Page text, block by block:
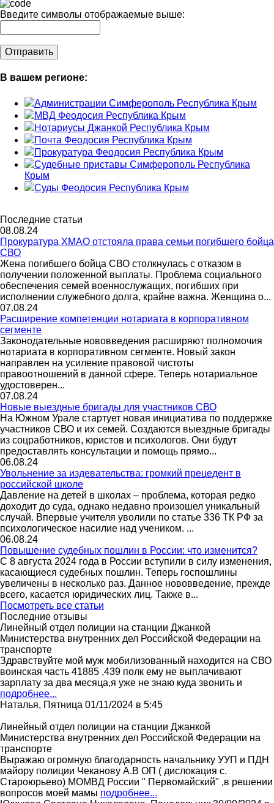
Введите символы отображаемые выше:
В вашем регионе:
Администрации Симферополь Республика Крым
МВД Феодосия Республика Крым
Нотариусы Джанкой Республика Крым
Почта Феодосия Республика Крым
Прокуратура Феодосия Республика Крым
Судебные приставы Симферополь Республика
Крым
Суды Феодосия Республика Крым
Последние статьи
08.08.24
Прокуратура ХМАО отстояла права семьи погибшего бойца
СВО
Жена погибшего бойца СВО столкнулась с отказом в
получении положенной выплаты. Проблема социального
обеспечения семей военнослужащих, погибших при
исполнении служебного долга, крайне важна. Женщина о...
07.08.24
Расширение компетенции нотариата в корпоративном
сегменте
Законодательные нововведения расширяют полномочия
нотариата в корпоративном сегменте. Новый закон
направлен на усиление правовой чистоты
правоотношений в данной сфере. Теперь нотариальное
удостоверен...
07.08.24
Новые выездные бригады для участников СВО
На Южном Урале стартует новая инициатива по поддержке
участников СВО и их семей. Создаются выездные бригады
из соцработников, юристов и психологов. Они будут
предоставлять консультации и помощь прямо...
06.08.24
Увольнение за издевательства: громкий прецедент в
российской школе
Давление на детей в школах – проблема, которая редко
доходит до суда, однако недавно произошел уникальный
случай. Впервые учителя уволили по статье 336 ТК РФ за
психологическое насилие над учеником. ...
06.08.24
Повышение судебных пошлин в России: что изменится?
С 8 августа 2024 года в России вступили в силу изменения,
касающиеся судебных пошлин. Теперь госпошлины
увеличены в несколько раз. Данное нововведение, прежде
всего, касается юридических лиц. Также в...
Посмотреть все статьи
Последние отзывы
Линейный отдел полиции на станции Джанкой
Министерства внутренних дел Российской Федерации на
транспорте
Здравствуйте мой муж мобилизованный находится на СВО
воинская часть 41885 ,439 полк ему не выплачивают
зарплату за два месяца,я уже не знаю куда звонить и
подробнее...
Наталья, Пятница 01/11/2024 в 5:45
Линейный отдел полиции на станции Джанкой
Министерства внутренних дел Российской Федерации на
транспорте
Выражаю огромную благодарность начальнику УУП и ПДН
майору полиции Чеканову А.В ОП ( дислокация с.
Староюрьево) МОМВД России " Первомайский" ,в решении
вопросов моей мамы подробнее...